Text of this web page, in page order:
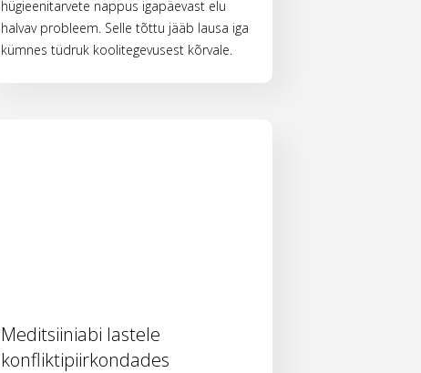
hügieenitarvete nappus igapäevast elu
halvav probleem. Selle tõttu jääb lausa iga
kümnes tüdruk koolitegevusest kõrvale.
Meditsiiniabi lastele
konfliktipiirkondades